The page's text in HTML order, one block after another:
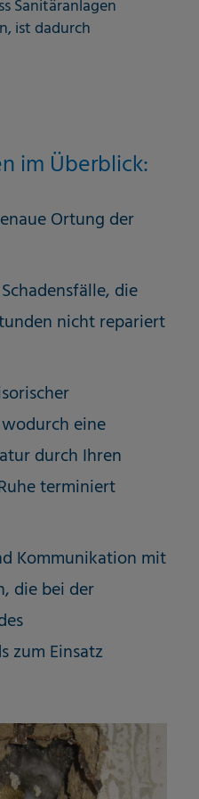
Sanitäranlagen
ist dadurch
im Überblick:
Ortung der
die
nicht repariert
eine
durch Ihren
terminiert
Kommunikation mit
die bei der
zum Einsatz